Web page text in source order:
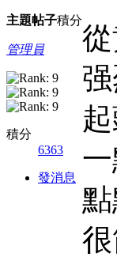
主題帖子積分
管理員
積分
6363
發消息